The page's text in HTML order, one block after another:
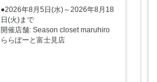
●2026年8月5日(水)～2026年8月18
日(火)まで
開催店舗: Season closet maruhiro
ららぽーと富士見店